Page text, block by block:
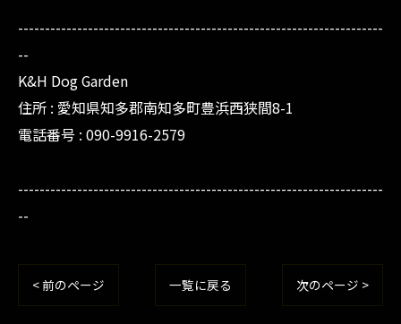
--------------------------------------------------------------------
--
K&H Dog Garden
住所 : 愛知県知多郡南知多町豊浜西狭間8-1
電話番号 : 090-9916-2579
--------------------------------------------------------------------
--
< 前のページ 一覧に戻る 次のページ >